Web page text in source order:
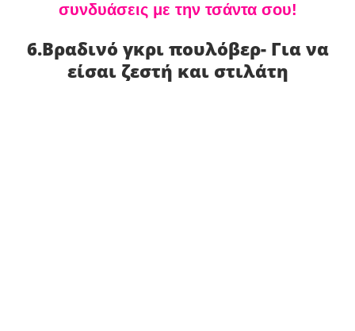
συνδυάσεις με την τσάντα σου!
6.Βραδινό γκρι πουλόβερ- Για να
είσαι ζεστή και στιλάτη